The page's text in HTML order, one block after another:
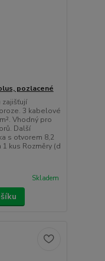
pozlacené
zajišťují
3 kabelové
Vhodný pro
Další
s otvorem 8,2
kus Rozměry (d
Skladem